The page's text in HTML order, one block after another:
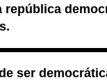
república
ser